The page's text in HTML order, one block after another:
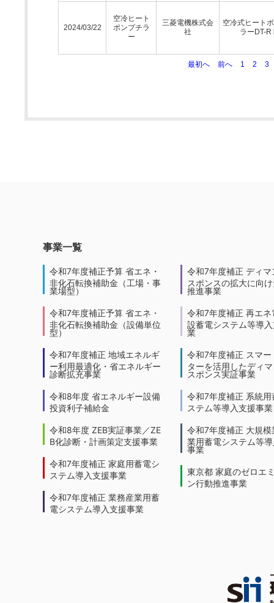
2024/03/22
空冷ヒート
ポンプチラ
ー
三菱電機株式会
社
空冷式ヒート
ラーDT-
最初へ 前へ 1 2 3
事業一覧
令和7年度補正予算 省エネ・
非化石転換補助金（工場・事
業場型）
令和7年度補正予算 省エネ・
非化石転換補助金（設備単位
型）
令和7年度補正 地域エネルギ
ー利用最適化・省エネルギー
診断拡充事業
令和8年度 省エネルギー設備
投資利子補給金
令和8年度 ZEB実証事業／ZE
B化診断・計画策定支援事業
令和7年度補正 家庭用蓄電シ
ステム導入支援事業
令和7年度補正 業務産業用蓄
電システム導入支援事業
令和7年度補正 ディマ
スポンスの拡大に向
推進事業
令和7年度補正 再エネ
設蓄電システム等導
業
令和7年度補正 スマー
ターを活用したディ
スポンス実証事業
令和7年度補正 系統用
ステム等導入支援事業
令和7年度補正 大規模
業用蓄電システム等
事業
東京都 家庭のゼロエ
ン行動推進事業